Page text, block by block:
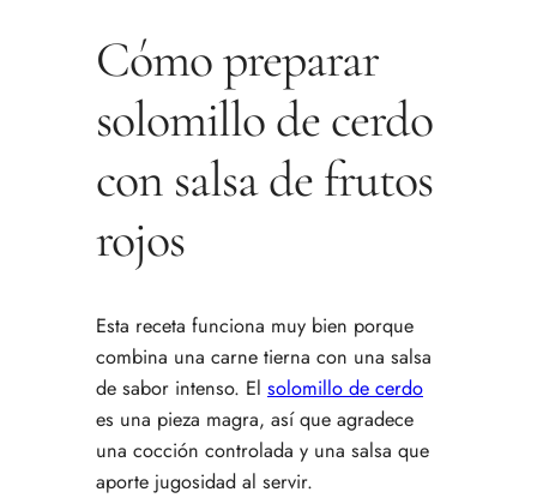
Cómo preparar
solomillo de cerdo
con salsa de frutos
rojos
Esta receta funciona muy bien porque
combina una carne tierna con una salsa
de sabor intenso. El solomillo de cerdo
es una pieza magra, así que agradece
una cocción controlada y una salsa que
aporte jugosidad al servir.